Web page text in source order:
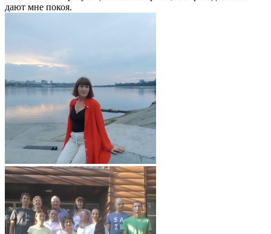
дают мне покоя.